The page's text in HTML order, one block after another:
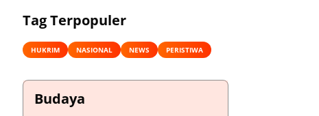
Tag Terpopuler
HUKRIM NASIONAL NEWS PERISTIWA
Budaya